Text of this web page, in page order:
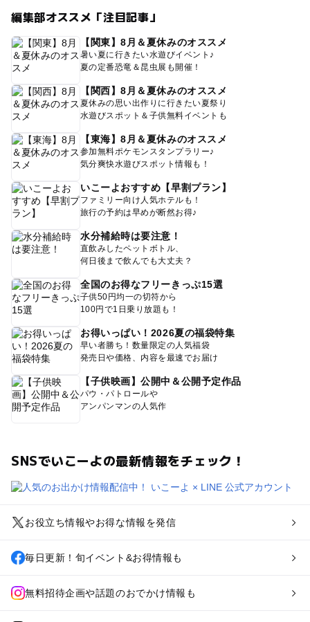
編集部オススメ「注目記事」
【関東】8月＆夏休みのオススメ
暑い夏に行きたい水遊びイベント♪
夏の定番恐竜＆昆虫展も開催！
【関西】8月＆夏休みのオススメ
夏休みの思い出作りに行きたい夏祭り
水遊びスポット＆子供無料イベントも
【東海】8月＆夏休みのオススメ
参加無料ポケモンスタンプラリー♪
気分爽快水遊びスポット情報も！
いこーよおすすめ【早割プラン】
ファミリー向け人気ホテルも！
旅行の予約は早めが断然お得♪
水分補給時は要注意！
直飲みしたペットボトル、
何日後まで飲んでも大丈夫？
全国のお得なフリーきっぷ15選
子供50円均一の切符から
100円で1日乗り放題も！
お得いっぱい！2026夏の福袋特集
早い者勝ち！数量限定の人気福袋
発売日や価格、内容を最速でお届け
【子供映画】公開中＆公開予定作品
パウ・パトロールや
アンパンマンの人気作
SNSでいこーよの最新情報をチェック！
お役立ち情報やお得な情報を発信
毎日更新！旬イベント&お得情報も
無料招待企画や話題のおでかけ情報も